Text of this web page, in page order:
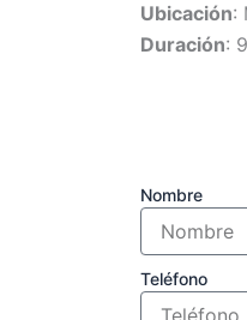
Ubicación:
Duración:
Nombre
Teléfono